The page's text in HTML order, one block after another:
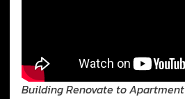
Building Renovate to Apartment